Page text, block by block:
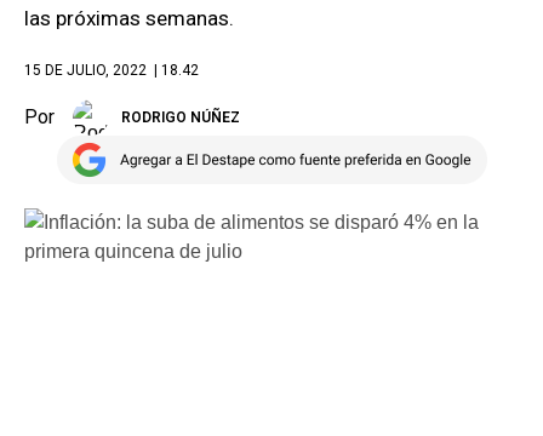
las próximas semanas.
15 DE JULIO, 2022 | 18.42
Por RODRIGO NÚÑEZ